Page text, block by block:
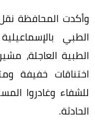
وأكدت المحافظة
الطبي
الطبية العاجلة،
اختناقات خفيفة
للشفاء وغادروا
الحادثة.